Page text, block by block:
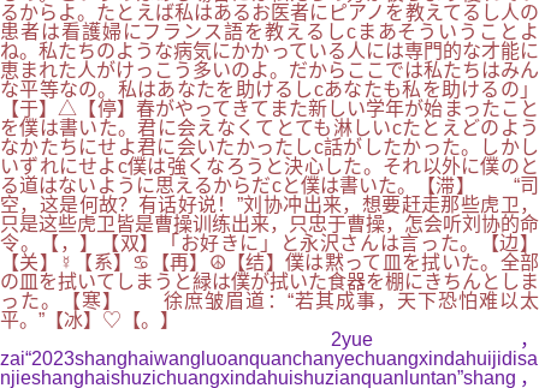
るからよ。たとえば私はあるお医者にピアノを教えてるし人の
患者は看護婦にフランス語を教えるしcまあそういうことよ
ね。私たちのような病気にかかっている人には専門的な才能に
恵まれた人がけっこう多いのよ。だからここでは私たちはみん
な平等なの。私はあなたを助けるしcあなたも私を助けるの」
【于】△【停】春がやってきてまた新しい学年が始まったこと
を僕は書いた。君に会えなくてとても淋しいcたとえどのよう
なかたちにせよ君に会いたかったしc話がしたかった。しかし
いずれにせよc僕は強くなろうと決心した。それ以外に僕のと
る道はないように思えるからだcと僕は書いた。【滞】 “司
空，这是何故？有话好说！”刘协冲出来，想要赶走那些虎卫，
只是这些虎卫皆是曹操训练出来，只忠于曹操，怎会听刘协的命
令。【，】【双】「お好きに」と永沢さんは言った。【边】
【关】☿【系】♋【再】☮【结】僕は黙って皿を拭いた。全部
の皿を拭いてしまうと緑は僕が拭いた食器を棚にきちんとしま
った。【寒】 徐庶皱眉道：“若其成事，天下恐怕难以太
平。”【冰】♡【。】
2yue，
zai“2023shanghaiwangluoanquanchanyechuangxindahuijidisa
njieshanghaishuzichuangxindahuishuzianquanluntan”shang，